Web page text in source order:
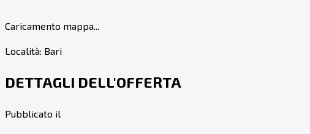
Caricamento mappa...
Località: Bari
DETTAGLI DELL'OFFERTA
Pubblicato il